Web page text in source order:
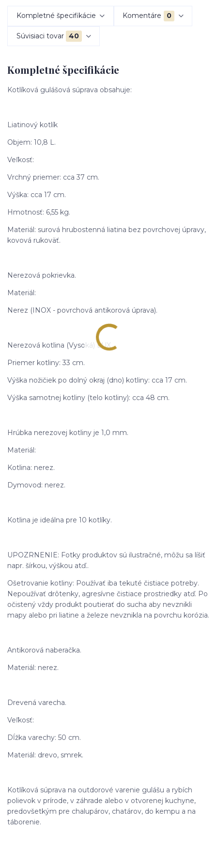
Kompletné špecifikácie Komentáre 0
Súvisiaci tovar 40
Kompletné špecifikácie
Kotlíková gulášová súprava obsahuje:
Liatinový kotlík
Objem: 10,8 L.
Veľkosť:
Vrchný priemer: cca 37 cm.
Výška: cca 17 cm.
Hmotnosť: 6,55 kg.
Materiál: surová hrubostenná liatina bez povrchovej úpravy,
kovová rukoväť.
Nerezová pokrievka.
Materiál:
Nerez (INOX - povrchová antikorová úprava).
Nerezová kotlina (Vysoká) LUX
Priemer kotliny: 33 cm.
Výška nožičiek po dolný okraj (dno) kotliny: cca 17 cm.
Výška samotnej kotliny (telo kotliny): cca 48 cm.
Hrúbka nerezovej kotliny je 1,0 mm.
Materiál:
Kotlina: nerez.
Dymovod: nerez.
Kotlina je ideálna pre 10 kotlíky.
UPOZRNENIE: Fotky produktov sú ilustračné, môžu sa líšiť
napr. šírkou, výškou atď..
Ošetrovanie kotliny: Používať iba tekuté čistiace potreby.
Nepoužívať drôtenky, agresívne čistiace prostriedky atď. Po
očistený vždy produkt poutierať do sucha aby nevznikli
mapy alebo pri liatine a železe nevznikla na povrchu korózia.
Antikorová naberačka.
Materiál: nerez.
Drevená varecha.
Veľkosť:
Dĺžka varechy: 50 cm.
Materiál: drevo, smrek.
Kotlíková súprava na outdorové varenie gulášu a rybích
polievok v prírode, v záhrade alebo v otvorenej kuchyne,
predovšetkým pre chalupárov, chatárov, do kempu a na
táborenie.